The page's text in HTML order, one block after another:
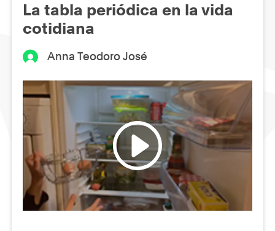
La tabla periódica en la vida
cotidiana
Anna Teodoro José